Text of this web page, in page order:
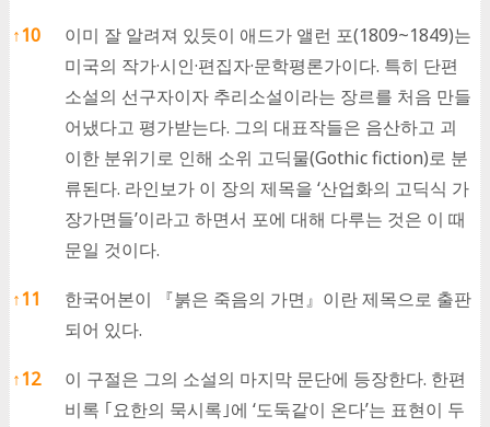
↑10
이미 잘 알려져 있듯이 애드가 앨런 포(1809~1849)는
미국의 작가·시인·편집자·문학평론가이다. 특히 단편
소설의 선구자이자 추리소설이라는 장르를 처음 만들
어냈다고 평가받는다. 그의 대표작들은 음산하고 괴
이한 분위기로 인해 소위 고딕물(Gothic fiction)로 분
류된다. 라인보가 이 장의 제목을 ‘산업화의 고딕식 가
장가면들’이라고 하면서 포에 대해 다루는 것은 이 때
문일 것이다.
↑11
한국어본이 『붉은 죽음의 가면』이란 제목으로 출판
되어 있다.
↑12
이 구절은 그의 소설의 마지막 문단에 등장한다. 한편
비록 ｢요한의 묵시록｣에 ‘도둑같이 온다’는 표현이 두